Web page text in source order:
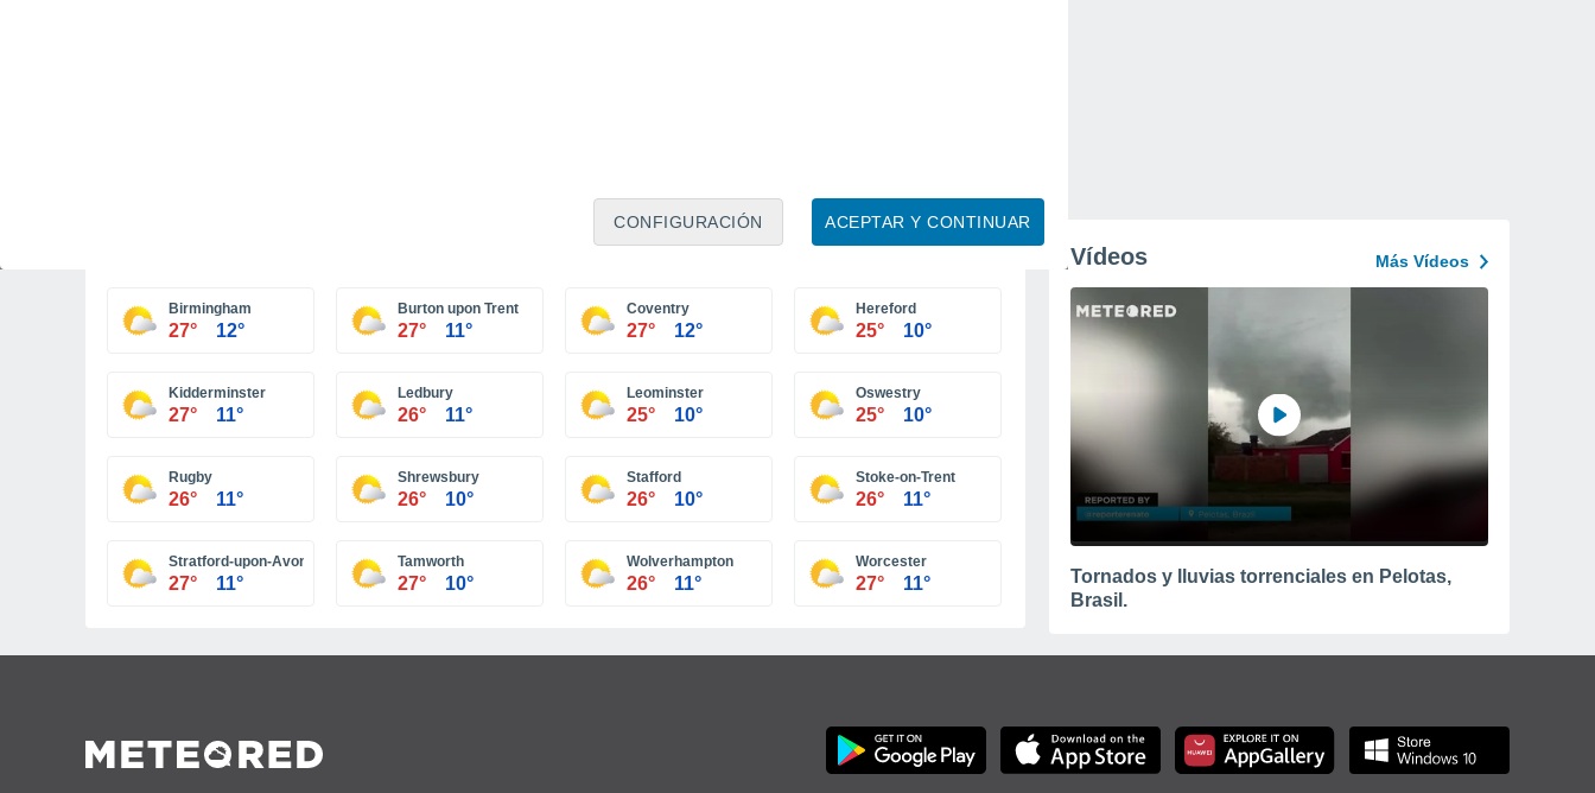
ACEPTAR Y CONTINUAR
CONFIGURACIÓN
Birmingham
27° 12°
Burton upon Trent
27° 11°
Coventry
27° 12°
Hereford
25° 10°
Kidderminster
27° 11°
Ledbury
26° 11°
Leominster
25° 10°
Oswestry
25° 10°
Rugby
26° 11°
Shrewsbury
26° 10°
Stafford
26° 10°
Stoke-on-Trent
26° 11°
Stratford-upon-Avon
27° 11°
Tamworth
27° 10°
Wolverhampton
26° 11°
Worcester
27° 11°
Vídeos Más Vídeos
Tornados y lluvias torrenciales en Pelotas,
Brasil.